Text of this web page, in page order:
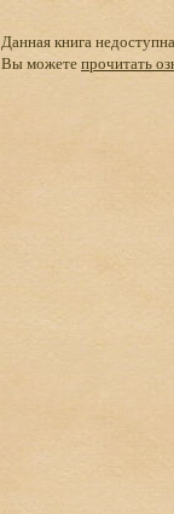
Данная книга
Вы можетепрочитать